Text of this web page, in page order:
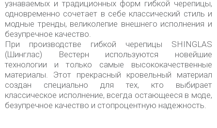
узнаваемых и традиционных форм гибкой черепицы,
одновременно сочетает в себе классический стиль и
модные тренды, великолепие внешнего исполнения и
безупречное качество.
При производстве гибкой черепицы SHINGLAS
(Шинглас) Вестерн используются новейшие
технологии и только самые высококачественные
материалы. Этот прекрасный кровельный материал
создан специально для тех, кто выбирает
классическое исполнение, всегда остающееся в моде,
безупречное качество и стопроцентную надежность.